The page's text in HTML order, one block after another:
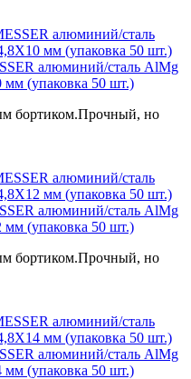
алюминий/сталь AlMg
мм (упаковка 50 шт.)
бортиком.Прочный, но
алюминий/сталь AlMg
мм (упаковка 50 шт.)
бортиком.Прочный, но
алюминий/сталь AlMg
мм (упаковка 50 шт.)